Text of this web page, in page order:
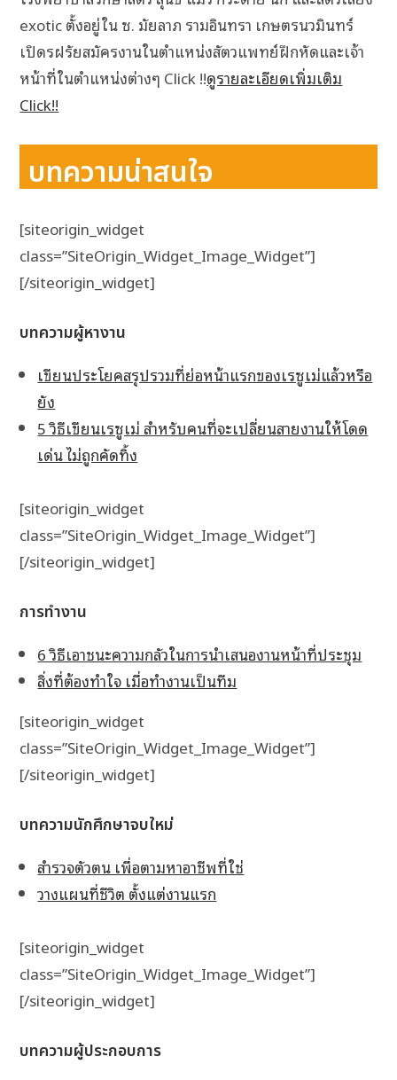
exotic ตั้งอยู่ใน ซ. มัยลาภ รามอินทรา เกษตรนวมินทร์
เปิดรฝรัยสมัครงานในตำแหน่งสัตวแพทย์ฝึกหัดและเจ้า
หน้าที่ในตำแหน่งต่างๆ Click !!ดูรายละเอียดเพิ่มเติม
Click!!
บทความน่าสนใจ
[siteorigin_widget
class=”SiteOrigin_Widget_Image_Widget”]
[/siteorigin_widget]
บทความผู้หางาน
เขียนประโยคสรุปรวมที่ย่อหน้าแรกของเรซูเม่แล้วหรือ
ยัง
5 วิธีเขียนเรซูเม่ สำหรับคนที่จะเปลี่ยนสายงานให้โดด
เด่น ไม่ถูกคัดทิ้ง
[siteorigin_widget
class=”SiteOrigin_Widget_Image_Widget”]
[/siteorigin_widget]
การทำงาน
6 วิธีเอาชนะความกลัวในการนำเสนองานหน้าที่ประชุม
สิ่งที่ต้องทำใจ เมื่อทำงานเป็นทีม
[siteorigin_widget
class=”SiteOrigin_Widget_Image_Widget”]
[/siteorigin_widget]
บทความนักศึกษาจบใหม่
สำรวจตัวตน เพื่อตามหาอาชีพที่ใช่
วางแผนที่ชีวิต ตั้งแต่งานแรก
[siteorigin_widget
class=”SiteOrigin_Widget_Image_Widget”]
[/siteorigin_widget]
บทความผู้ประกอบการ